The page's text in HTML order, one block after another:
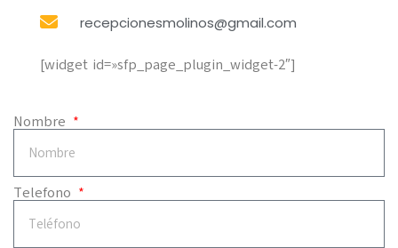
Nombre
Telefono
recepcionesmolinos@gmail.com
[widget id=»sfp_page_plugin_widget-2″]